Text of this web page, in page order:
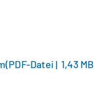
PDF-Datei 1,43 MB